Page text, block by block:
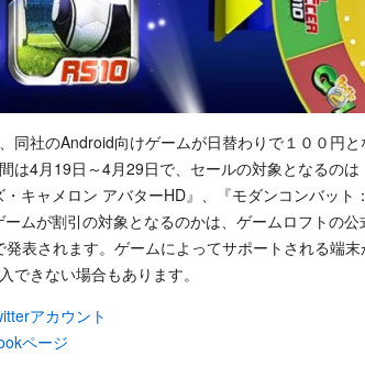
同社のAndroid向けゲームが日替わりで１００円
は4月19日～4月29日で、セールの対象となるの
キャメロン アバターHD』、『モダンコンバット
ムが割引の対象となるのかは、ゲームロフトの公
表されます。ゲームによってサポートされる端
できない場合もあります。
アカウント
ページ